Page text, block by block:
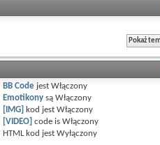
BB Code jestWłączony
Emotikony sąWłączony
[IMG] kod jestWłączony
[VIDEO] code isWłączony
HTML kod jestWyłączony